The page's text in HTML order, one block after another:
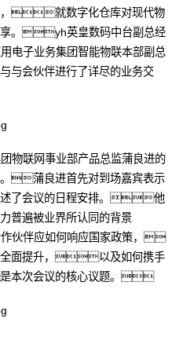
，就数字化仓库对现代物
享。yh英皇数码中台副总经
子业务集团智能物联本部副总
会伙伴进行了详尽的业务交
物联网事业部产品总监蒲良进的
蒲良进首先对到场嘉宾表示
了会议的日程安排。他
普遍被业界所认同的背景
伙伴应如何响应国家政策，
面提升，以及如何携手
本次会议的核心议题。